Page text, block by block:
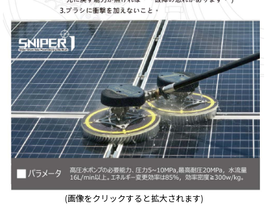
(画像をクリックすると拡大されます)